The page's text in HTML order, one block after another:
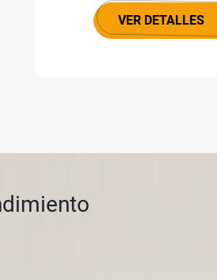
VER DETALLES